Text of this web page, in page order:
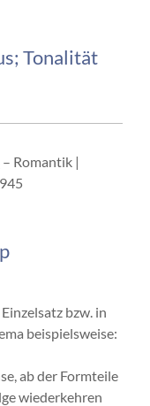
Tonalität
– Romantik |
bzw. in
beispielsweise:
ab der Formteile
wiederkehren